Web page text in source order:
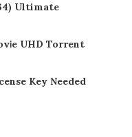
Ultimate
UHD Torrent
Key Needed